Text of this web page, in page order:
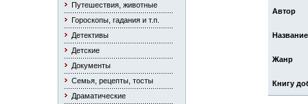
Путешествия, животные
Гороскопы, гадания и т.п.
Детективы
Детские
Документы
Семья, рецепты, тосты
Драматические
Автор
Название
Жанр
Книгу